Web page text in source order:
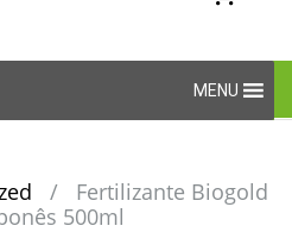
MENU
/
Fertilizante Biogold
500ml